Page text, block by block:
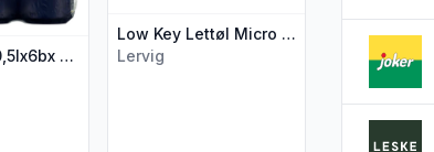
Lucky Jack 0,5lx6bx Lervig
Low Key Lettøl Micro Ipa 0,33lx4 boks Lervig
Lervig